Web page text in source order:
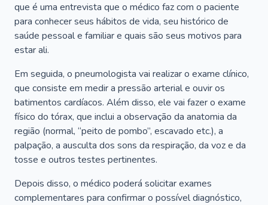
que é uma entrevista que o médico faz com o paciente
para conhecer seus hábitos de vida, seu histórico de
saúde pessoal e familiar e quais são seus motivos para
estar ali.
Em seguida, o pneumologista vai realizar o exame clínico,
que consiste em medir a pressão arterial e ouvir os
batimentos cardíacos. Além disso, ele vai fazer o exame
físico do tórax, que inclui a observação da anatomia da
região (normal, “peito de pombo”, escavado etc.), a
palpação, a ausculta dos sons da respiração, da voz e da
tosse e outros testes pertinentes.
Depois disso, o médico poderá solicitar exames
complementares para confirmar o possível diagnóstico,